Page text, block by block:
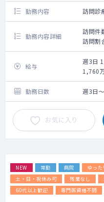
勤務内容 訪問診
勤務内容詳細
訪問
訪問割
満
訪問体
制
主治医
務の場
ます。
総患者
神疾
ゃいま
人工呼
川区近
平日は
ってい
給与
週3日
1,760
ャリア
勤務日数
週3日
お気に入り
NEW 常勤 病院 ゆっ
土・日・祝休み可
残業なし
60代以上歓迎
専門医資格不問